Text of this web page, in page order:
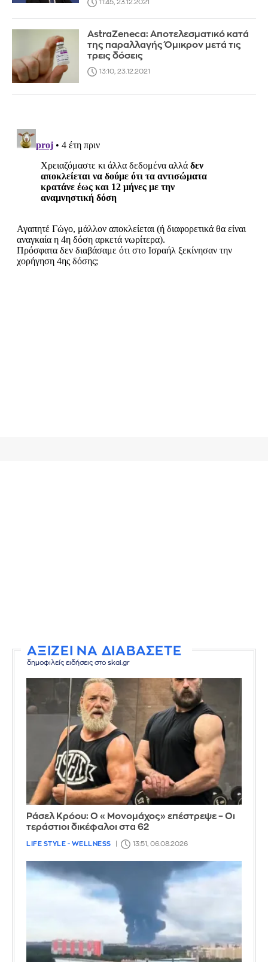
11:45, 23.12.2021
AstraZeneca: Αποτελεσματικό κατά
της παραλλαγής Όμικρον μετά τις
τρεις δόσεις
13:10, 23.12.2021
ΑΞΙΖΕΙ ΝΑ ΔΙΑΒΑΣΕΤΕ
δημοφιλείς ειδήσεις στο skai.gr
Ράσελ Κρόου: Ο «Μονομάχος» επέστρεψε – Οι
τεράστιοι δικέφαλοι στα 62
LIFE STYLE - WELLNESS 13:51, 06.08.2026